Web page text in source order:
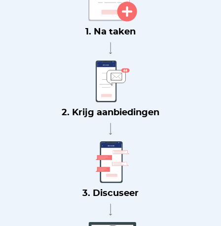
1. Na taken
2. Krijg aanbiedingen
3. Discuseer